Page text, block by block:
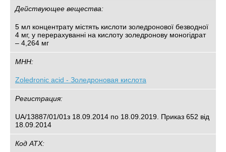
Действующее вещества:
5 мл концентрату містять кислоти золедронової безводної
4 мг, у перерахуванні на кислоту золедронову моногідрат
– 4,264 мг
МНН:
Zoledronic acid - Золедроновая кислота
Регистрация:
UA/13887/01/01з 18.09.2014 по 18.09.2019. Приказ 652 від
18.09.2014
Код АТХ: